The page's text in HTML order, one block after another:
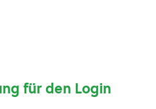
für den Login